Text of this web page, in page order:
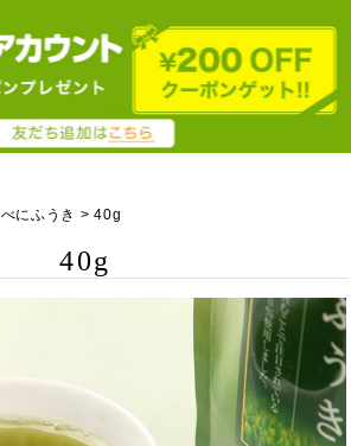
べにふうき 40g
40g